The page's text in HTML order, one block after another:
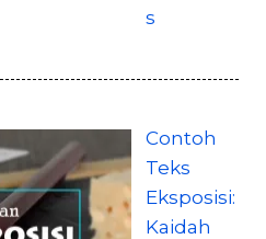
s
Contoh
Teks
Eksposisi:
Kaidah